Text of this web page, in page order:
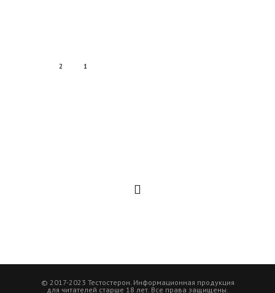
2 1
© 2017-2023 Тестостерон. Информационная продукция
для читателей старше 18 лет. Все права защищены.